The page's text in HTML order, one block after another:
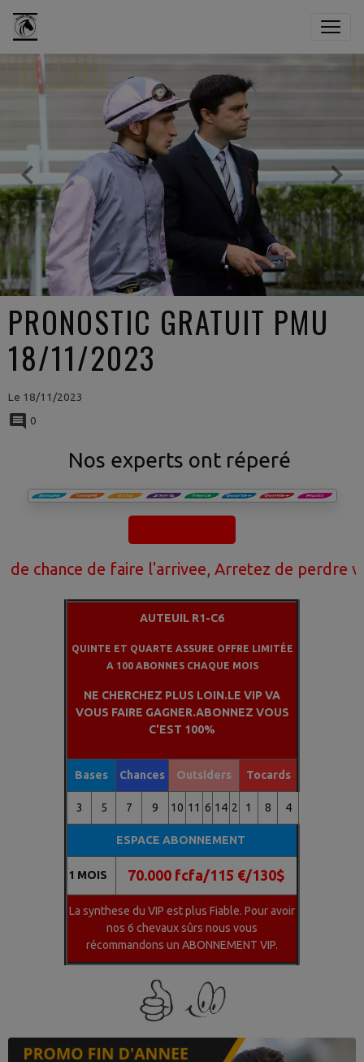
PRONOSTIC GRATUIT PMU
18/11/2023
Le 18/11/2023
0
Nos experts ont réperé
de faire l'arrivee, Arretez de perdre
AUTEUIL R1-C6
QUINTE ET QUARTE ASSURE OFFRE LIMITÉE
A 100 ABONNES CHAQUE MOIS
NE CHERCHEZ PLUS LOIN.LE VIP VA
VOUS FAIRE GAGNER.ABONNEZ VOUS
C'EST 100%
Bases Chances Outsiders Tocards
3 5 7 9 10 11 6 14 2 1 8 4
ESPACE ABONNEMENT
1 MOIS 70.000 fcfa/115 €/130$
La synthese du VIP est plus Fiable. Pour avoir
nos 6 chevaux sûrs nous vous
récommandons un ABONNEMENT VIP.